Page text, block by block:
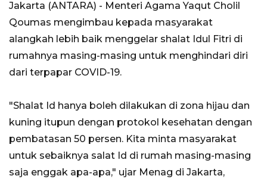
Jakarta (ANTARA) - Menteri Agama Yaqut Cholil
Qoumas mengimbau kepada masyarakat
alangkah lebih baik menggelar shalat Idul Fitri di
rumahnya masing-masing untuk menghindari diri
dari terpapar COVID-19.
"Shalat Id hanya boleh dilakukan di zona hijau dan
kuning itupun dengan protokol kesehatan dengan
pembatasan 50 persen. Kita minta masyarakat
untuk sebaiknya salat Id di rumah masing-masing
saja enggak apa-apa," ujar Menag di Jakarta,